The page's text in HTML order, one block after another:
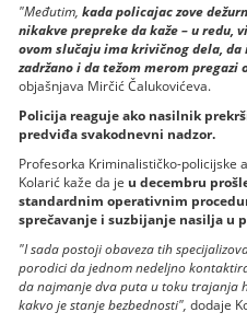
"Međutim,kada policajac zove
nikakve prepreke da kaže – u redu,
ovom slučaju ima krivičnog dela, da
zadržano i da težom merom
objašnjava Mirčić Čalukovićeva.
Policija reaguje ako nasilnik
predviđa svakodnevni nadzor.
Profesorka Kriminalističko-policijske
Kolarić kaže da je u decembru
standardnim operativnim
sprečavanje i suzbijanje nasilja u
"I sada postoji obaveza tih
porodici da jednom nedeljno
da najmanje dva puta u toku trajanja
kakvo je stanje bezbednosti", dodaje